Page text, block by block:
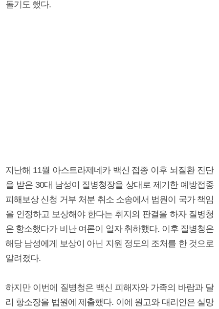
돌기도 했다.
지난해 11월 아스트라제네카 백신 접종 이후 뇌질환 진단
을 받은 30대 남성이 질병청장을 상대로 제기한 예방접종
피해보상 신청 거부 처분 취소 소송에서 법원이 국가 책임
을 인정하고 보상해야 한다는 취지의 판결을 하자 질병청
은 항소했다가 비난 여론이 일자 취하했다. 이후 질병청은
해당 남성에게 보상이 아닌 지원 정도의 조처를 한 것으로
알려졌다.
하지만 이번에 질병청은 백신 피해자와 가족의 바람과 달
리 항소장을 법원에 제출했다. 이에 원고와 대리인은 실망